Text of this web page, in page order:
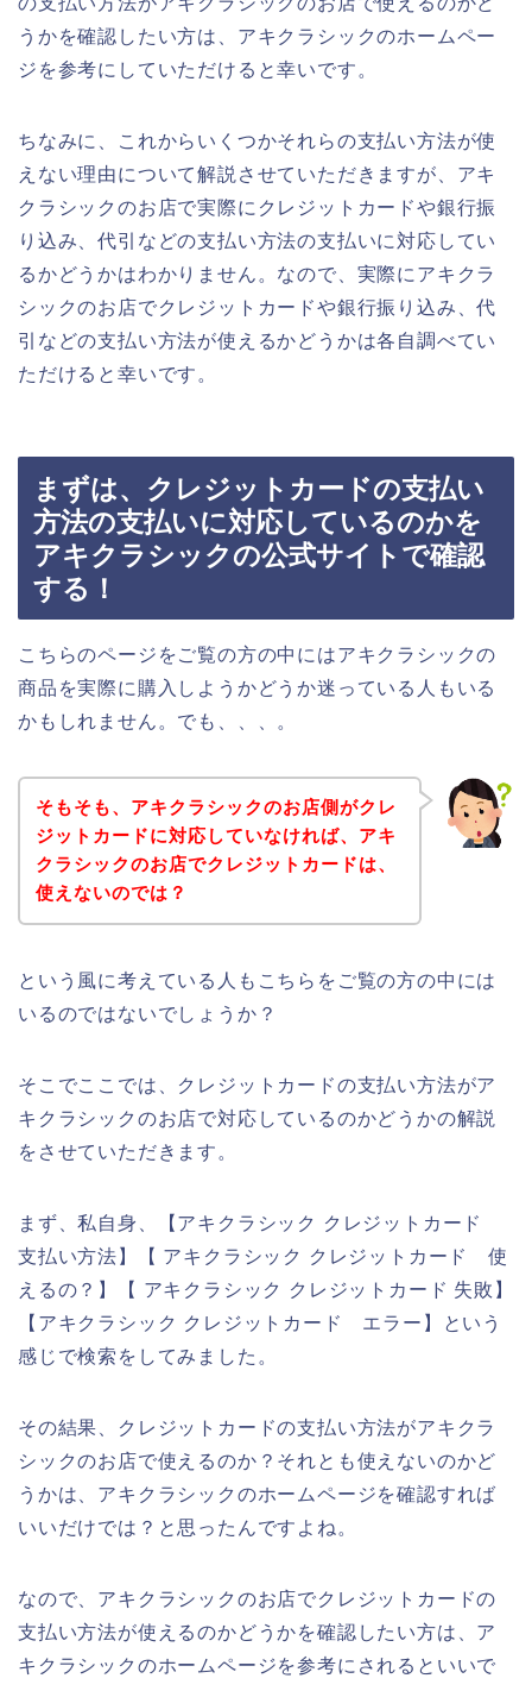
うかを確認したい方は、アキクラシックのホームペー
ジを参考にしていただけると幸いです。
ちなみに、これからいくつかそれらの支払い方法が使
えない理由について解説させていただきますが、アキ
クラシックのお店で実際にクレジットカードや銀行振
り込み、代引などの支払い方法の支払いに対応してい
るかどうかはわかりません。なので、実際にアキクラ
シックのお店でクレジットカードや銀行振り込み、代
引などの支払い方法が使えるかどうかは各自調べてい
ただけると幸いです。
まずは、クレジットカードの支払い
方法の支払いに対応しているのかを
アキクラシックの公式サイトで確認
する！
こちらのページをご覧の方の中にはアキクラシックの
商品を実際に購入しようかどうか迷っている人もいる
かもしれません。でも、、、。
そもそも、アキクラシックのお店側がクレ
ジットカードに対応していなければ、アキ
クラシックのお店でクレジットカードは、
使えないのでは？
という風に考えている人もこちらをご覧の方の中には
いるのではないでしょうか？
そこでここでは、クレジットカードの支払い方法がア
キクラシックのお店で対応しているのかどうかの解説
をさせていただきます。
まず、私自身、【アキクラシック クレジットカード
支払い方法】【 アキクラシック クレジットカード 使
えるの？】【 アキクラシック クレジットカード 失敗】
【アキクラシック クレジットカード エラー】という
感じで検索をしてみました。
その結果、クレジットカードの支払い方法がアキクラ
シックのお店で使えるのか？それとも使えないのかど
うかは、アキクラシックのホームページを確認すれば
いいだけでは？と思ったんですよね。
なので、アキクラシックのお店でクレジットカードの
支払い方法が使えるのかどうかを確認したい方は、ア
キクラシックのホームページを参考にされるといいで